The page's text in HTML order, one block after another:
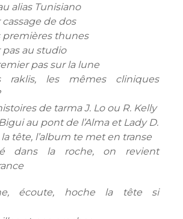
alias Tunisiano
de dos
premières thunes
au studio
pas sur la lune
raklis, les mêmes cliniques
de tarma J. Lo ou R. Kelly
au pont de l’Alma et Lady D.
tête, l’album te met en transe
dans la roche, on revient
écoute, hoche la tête si